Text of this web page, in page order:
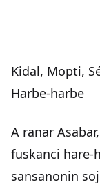
Kidal, Mopti,
Harbe-harbe
A ranar
fuskanci hare-
sansanonin